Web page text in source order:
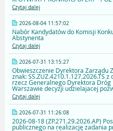
Czytaj dalej
2026-08-04 11:57:02
Nabór Kandydatów do Komisji
Abstynenta
Czytaj dalej
2026-07-31 13:15:27
Obwieszczenie Dyrektora Zarządu
znak: SS.ZUZ.4210.1.127.2026.TS
rzecz Generalnego Dyrektora
Warszawie decyzji udzielajacej
Czytaj dalej
2026-07-31 11:26:08
2026-08-18 (ZP.271.29.2026.AP)
publicznego na realizację zadania